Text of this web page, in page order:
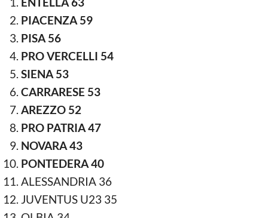
PIACENZA 59
PISA 56
PRO VERCELLI 54
SIENA 53
CARRARESE 53
AREZZO 52
PRO PATRIA 47
NOVARA 43
PONTEDERA 40
ALESSANDRIA 36
JUVENTUS U23 35